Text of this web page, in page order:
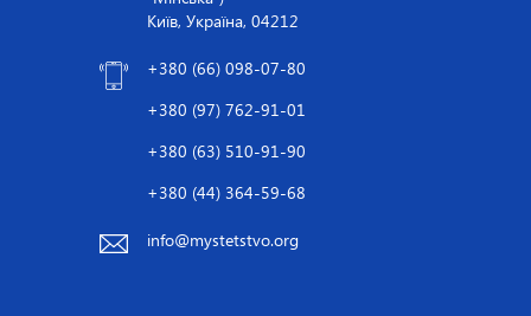
Київ, Україна, 04212
+380 (66) 098-07-80
+380 (97) 762-91-01
+380 (63) 510-91-90
+380 (44) 364-59-68
info@mystetstvo.org